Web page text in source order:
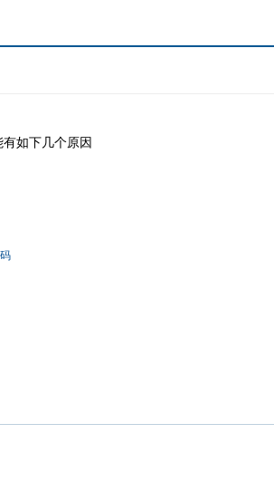
如下几个原因